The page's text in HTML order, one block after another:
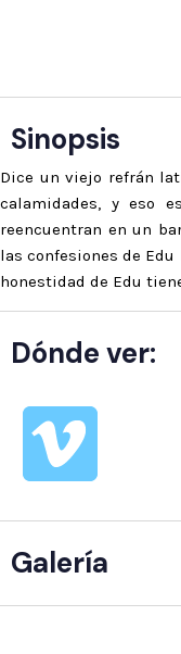
Sinopsis
Dice un viejo refrán
calamidades, y eso
reencuentran en un
las confesiones de
honestidad de Edu
Dónde ver:
Galería